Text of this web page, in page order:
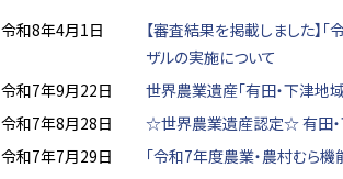
令和8年4月1日
【審査結果を掲載しました】
ザルの実施について
令和7年9月22日
世界農業遺産「有田・下津地
令和7年8月28日
☆世界農業遺産認定☆ 有田・
令和7年7月29日
「令和7年度農業・農村むら